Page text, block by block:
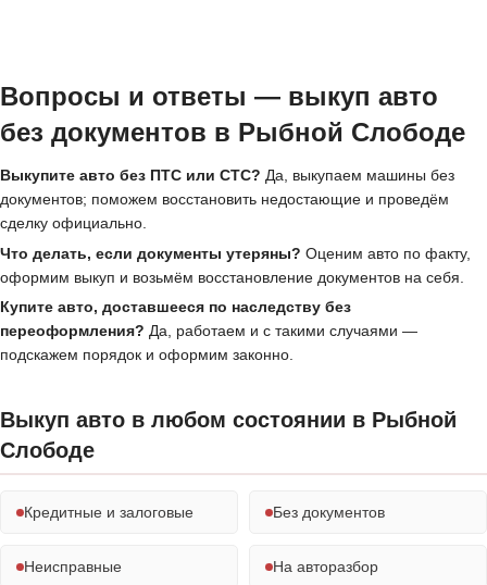
Вопросы и ответы — выкуп авто
без документов в Рыбной Слободе
Выкупите авто без ПТС или СТС? Да, выкупаем машины без
документов; поможем восстановить недостающие и проведём
сделку официально.
Что делать, если документы утеряны? Оценим авто по факту,
оформим выкуп и возьмём восстановление документов на себя.
Купите авто, доставшееся по наследству без
переоформления? Да, работаем и с такими случаями —
подскажем порядок и оформим законно.
Выкуп авто в любом состоянии в Рыбной
Слободе
Кредитные и залоговые Без документов
Неисправные На авторазбор